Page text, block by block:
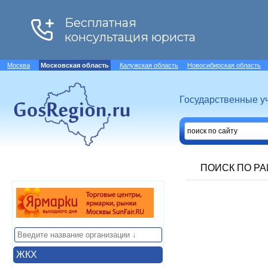
Москва Московская область Калужская область Новосибирская область
Государственные
ПОИСК ПО
ЖКХ